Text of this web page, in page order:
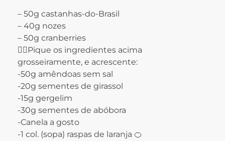
– 50g castanhas-do-Brasil
– 40g nozes
– 50g cranberries
👉🏼Pique os ingredientes acima
grosseiramente, e acrescente:
-50g amêndoas sem sal
-20g sementes de girassol
-15g gergelim
-30g sementes de abóbora
-Canela a gosto
-1 col. (sopa) raspas de laranja 🍊